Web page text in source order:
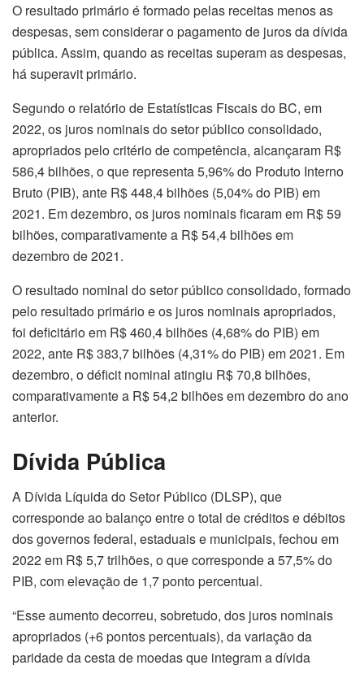
O resultado primário é formado pelas receitas menos as
despesas, sem considerar o pagamento de juros da dívida
pública. Assim, quando as receitas superam as despesas,
há superavit primário.
Segundo o relatório de Estatísticas Fiscais do BC, em
2022, os juros nominais do setor público consolidado,
apropriados pelo critério de competência, alcançaram R$
586,4 bilhões, o que representa 5,96% do Produto Interno
Bruto (PIB), ante R$ 448,4 bilhões (5,04% do PIB) em
2021. Em dezembro, os juros nominais ficaram em R$ 59
bilhões, comparativamente a R$ 54,4 bilhões em
dezembro de 2021.
O resultado nominal do setor público consolidado, formado
pelo resultado primário e os juros nominais apropriados,
foi deficitário em R$ 460,4 bilhões (4,68% do PIB) em
2022, ante R$ 383,7 bilhões (4,31% do PIB) em 2021. Em
dezembro, o déficit nominal atingiu R$ 70,8 bilhões,
comparativamente a R$ 54,2 bilhões em dezembro do ano
anterior.
Dívida Pública
A Dívida Líquida do Setor Público (DLSP), que
corresponde ao balanço entre o total de créditos e débitos
dos governos federal, estaduais e municipais, fechou em
2022 em R$ 5,7 trilhões, o que corresponde a 57,5% do
PIB, com elevação de 1,7 ponto percentual.
“Esse aumento decorreu, sobretudo, dos juros nominais
apropriados (+6 pontos percentuais), da variação da
paridade da cesta de moedas que integram a dívida